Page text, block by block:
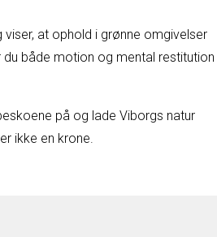
at ophold i grønne omgivelser
både motion og mental restitution
på og lade Viborgs natur
ikke en krone.